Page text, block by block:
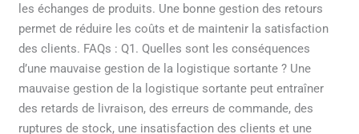
les échanges de produits. Une bonne gestion des retours
permet de réduire les coûts et de maintenir la satisfaction
des clients. FAQs : Q1. Quelles sont les conséquences
d’une mauvaise gestion de la logistique sortante ? Une
mauvaise gestion de la logistique sortante peut entraîner
des retards de livraison, des erreurs de commande, des
ruptures de stock, une insatisfaction des clients et une